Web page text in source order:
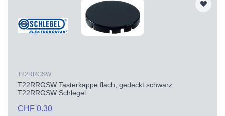
T22RRGSW
T22RRGSW Tasterkappe flach, gedeckt schwarz
T22RRGSW Schlegel
CHF 0.30